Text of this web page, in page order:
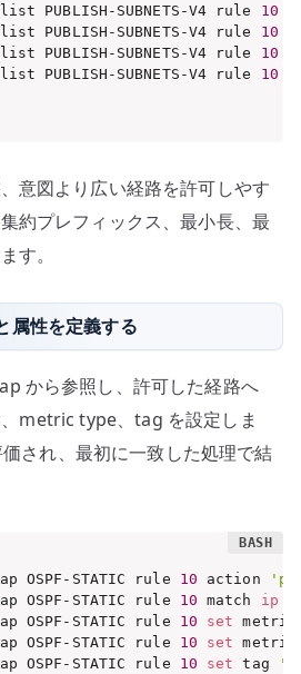
PUBLISH-SUBNETS-V4 rule 10
PUBLISH-SUBNETS-V4 rule 10
PUBLISH-SUBNETS-V4 rule 10
PUBLISH-SUBNETS-V4 rule 10
意図より広い経路を許可しやす
約プレフィックス、最小長、最
す。
性を定義する
から参照し、許可した経路へ
metric type、tag を設定しま
され、最初に一致した処理で結
OSPF-STATIC rule 10 action
OSPF-STATIC rule 10 match ip
OSPF-STATIC rule 10 set
OSPF-STATIC rule 10 set
OSPF-STATIC rule 10 set tag